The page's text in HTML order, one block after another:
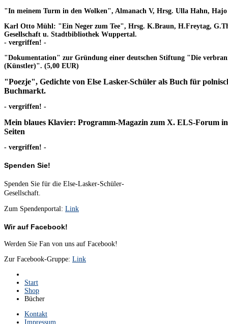
"In meinem Turm in den Wolken", Almanach V, Hrsg. Ulla Hahn,
Karl Otto Mühl: "Ein Neger zum Tee", Hrsg. K.Braun, H.Freytag,
Gesellschaft u. Stadtbibliothek Wuppertal.
- vergriffen! -
"Dokumentation" zur Gründung einer deutschen Stiftung "Die
(Künstler)". (5,00 EUR)
"Poezje", Gedichte von Else Lasker-Schüler als Buch für
Buchmarkt.
- vergriffen! -
Mein blaues Klavier: Programm-Magazin zum X. ELS-Forum
Seiten
- vergriffen! -
Spenden Sie!
Spenden Sie für die Else-Lasker-Schüler-
Gesellschaft.
Zum Spendenportal: Link
Wir auf Facebook!
Werden Sie Fan von uns auf Facebook!
Zur Facebook-Gruppe: Link
Start
Shop
Bücher
Kontakt
Impressum